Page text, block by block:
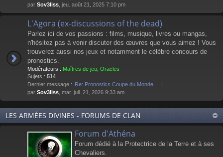
par Sov3liss , jeu. août 21, 2025 7:10 pm
L'Agora (ex-discussions of the dead)
Parlez ici de vos passions : films, musique, livres ou mangas,
n'hésitez pas à venir discuter des œuvres que vous aimez ! Vous
trouverez aussi nos jeux et notamment le célèbre concours de
pronostics.
Modérateurs : Maîtres de jeu Oracles
Sujets : 514
Dernier message : Re: Pronostics Coupe du Monde…
par Sov3liss , mar. juil. 21, 2026 9:33 am
LES ARMÉES DIVINES - FORUMS DE CLAN
Forum d'Athéna
Forum dédié à la Protectrice de la Terre et à ses
Chevaliers.